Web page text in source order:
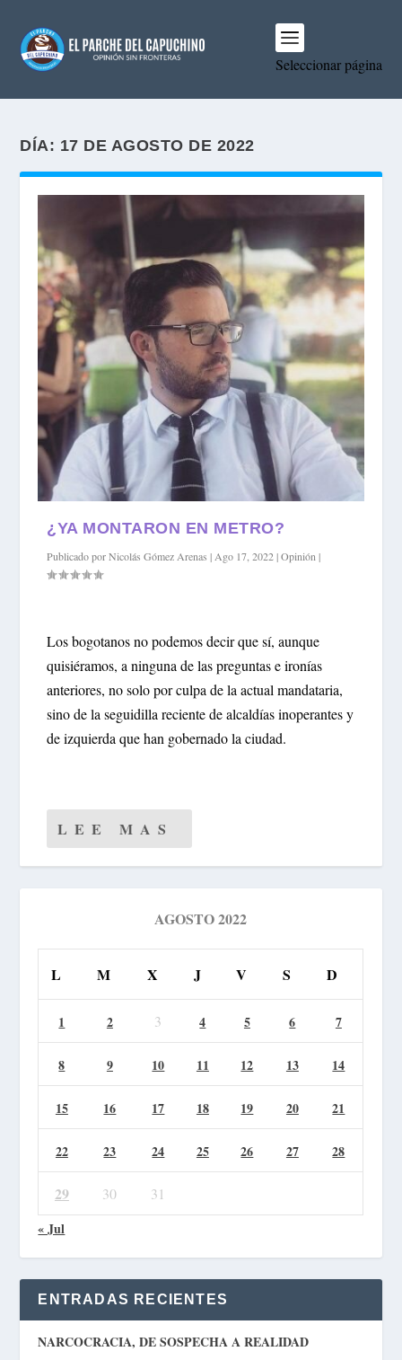
Seleccionar página
DÍA: 17 DE AGOSTO DE 2022
¿YA MONTARON EN METRO?
Publicado porNicolás Gómez Arenas |Ago 17, 2022|Opinión|
Los bogotanos no podemos decir que sí, aunque
quisiéramos, a ninguna de las preguntas e ironías
anteriores, no solo por culpa de la actual mandataria,
sino de la seguidilla reciente de alcaldías inoperantes y
de izquierda que han gobernado la ciudad.
LEE MAS
AGOSTO 2022
L M X J V S D
1 2 3 4 5 6 7
8 9 10 11 12 13 14
15 16 17 18 19 20 21
22 23 24 25 26 27 28
29 30
31
« Jul
ENTRADAS RECIENTES
NARCOCRACIA, DE SOSPECHA A REALIDAD